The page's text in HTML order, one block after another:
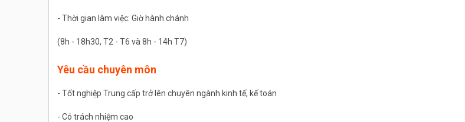
- Thời gian làm việc: Giờ hành chánh
(8h - 18h30, T2 - T6 và 8h - 14h T7)
Yêu cầu chuyên môn
- Tốt nghiệp Trung cấp trở lên chuyên ngành kinh tế, kế toán
- Có trách nhiệm cao